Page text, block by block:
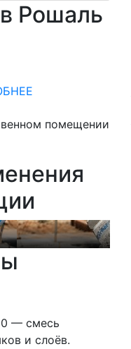
Рошаль
помещении
— смесь
и слоёв.